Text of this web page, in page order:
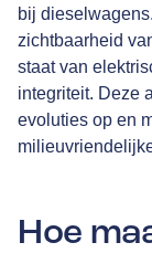
bij
zichtbaarheid
staat van
integriteit. Deze
evoluties op en
Hoe